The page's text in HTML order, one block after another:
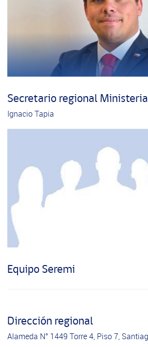
Secretario regional
Ignacio Tapia
Equipo Seremi
Dirección regional
Alameda N° 1449 Torre 4, Piso 7,